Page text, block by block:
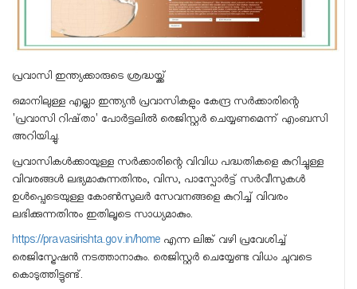
പ്രവാസി ഇന്ത്യക്കാരുടെ ശ്രദ്ധയ്ക്ക്
ഒമാനിലുള്ള എല്ലാ ഇന്ത്യൻ പ്രവാസികളും കേന്ദ്ര സർക്കാരിന്റെ
'പ്രവാസി റിഷ്താ' പോർട്ടലിൽ രെജിസ്റ്റർ ചെയ്യണമെന്ന് എംബസി
അറിയിച്ചു.
പ്രവാസികൾക്കായുള്ള സർക്കാരിന്റെ വിവിധ പദ്ധതികളെ കുറിച്ചുള്ള
വിവരങ്ങൾ ലഭ്യമാകുന്നതിനും, വിസ, പാസ്പോർട്ട് സർവീസുകൾ
ഉൾപ്പെടെയുള്ള കോൺസുലർ സേവനങ്ങളെ കുറിച്ച് വിവരം
ലഭിക്കുന്നതിനും ഇതിലൂടെ സാധ്യമാകും.
https://pravasirishta.gov.in/home എന്ന ലിങ്ക് വഴി പ്രവേശിച്ച്
രെജിസ്ട്രേഷൻ നടത്താനാകും. രെജിസ്റ്റർ ചെയ്യേണ്ട വിധം ചുവടെ
കൊടുത്തിട്ടുണ്ട്.